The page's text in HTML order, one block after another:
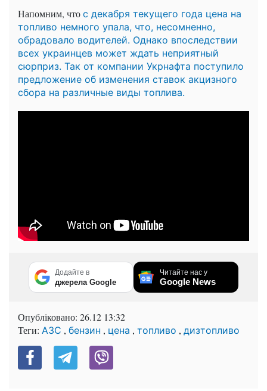
Напомним, что с декабря текущего года цена на
топливо немного упала, что, несомненно,
обрадовало водителей. Однако впоследствии
всех украинцев может ждать неприятный
сюрприз. Так от компании Укрнафта поступило
предложение об изменения ставок акцизного
сбора на различные виды топлива.
Додайте в
джерела Google
Читайте нас у
Google News
Опубліковано: 26.12 13:32
Теги: АЗС , бензин , цена , топливо , дизтопливо